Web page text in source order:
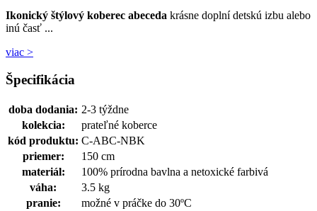
Ikonický štýlový koberec abeceda krásne doplní detskú izbu alebo
inú časť ...
viac >
Špecifikácia
doba dodania: 2-3 týždne
kolekcia:
prateľné koberce
kód produktu: C-ABC-NBK
priemer:
150 cm
materiál:
100% prírodna bavlna a netoxické farbivá
váha:
3.5 kg
pranie:
možné v práčke do 30ºC